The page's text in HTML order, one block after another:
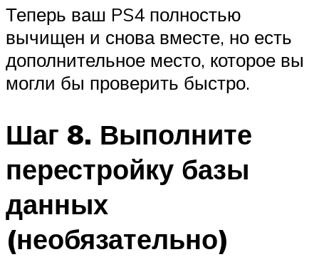
Теперь ваш PS4 полностью
вычищен и снова вместе, но есть
дополнительное место, которое вы
могли бы проверить быстро.
Шаг 8. Выполните
перестройку базы
данных
(необязательно)